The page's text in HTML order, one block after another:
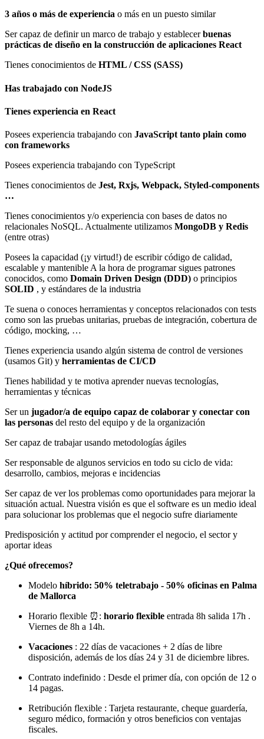
3 años o más de experiencia o más en un puesto similar
Ser capaz de definir un marco de trabajo y establecerbuenas
prácticas de diseño en la construcción de aplicaciones React
Tienes conocimientos de HTML / CSS (SASS)
Has trabajado con NodeJS
Tienes experiencia en React
Posees experiencia trabajando con JavaScript tanto plain como
con frameworks
Posees experiencia trabajando con TypeScript
Tienes conocimientos de Jest, Rxjs, Webpack, Styled-components
…
Tienes conocimientos y/o experiencia con bases de datos no
relacionales NoSQL. Actualmente utilizamos MongoDB y Redis
(entre otras)
Posees la capacidad (¡y virtud!) de escribir código de calidad,
escalable y mantenible A la hora de programar sigues patrones
conocidos, como Domain Driven Design (DDD) o principios
SOLID , y estándares de la industria
Te suena o conoces herramientas y conceptos relacionados con tests
como son las pruebas unitarias, pruebas de integración, cobertura de
código, mocking, …
Tienes experiencia usando algún sistema de control de versiones
(usamos Git) y herramientas de CI/CD
Tienes habilidad y te motiva aprender nuevas tecnologías,
herramientas y técnicas
Ser un jugador/a de equipo capaz de colaborar y conectar con
las personas del resto del equipo y de la organización
Ser capaz de trabajar usando metodologías ágiles
Ser responsable de algunos servicios en todo su ciclo de vida:
desarrollo, cambios, mejoras e incidencias
Ser capaz de ver los problemas como oportunidades para mejorar la
situación actual. Nuestra visión es que el software es un medio ideal
para solucionar los problemas que el negocio sufre diariamente
Predisposición y actitud por comprender el negocio, el sector y
aportar ideas
¿Qué ofrecemos?
Modelo híbrido: 50% teletrabajo - 50% oficinas en Palma
de Mallorca
Horario flexible ⏰: horario flexible entrada 8h salida 17h .
Viernes de 8h a 14h.
Vacaciones : 22 días de vacaciones + 2 días de libre
disposición, además de los días 24 y 31 de diciembre libres.
Contrato indefinido : Desde el primer día, con opción de 12 o
14 pagas.
Retribución flexible : Tarjeta restaurante, cheque guardería,
seguro médico, formación y otros beneficios con ventajas
fiscales.